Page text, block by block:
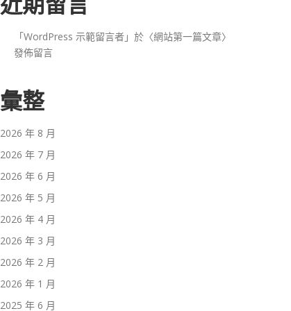
「WordPress 示範留言者 」於〈網站第一篇文章〉
發佈留言
彙整
2026 年 8 月
2026 年 7 月
2026 年 6 月
2026 年 5 月
2026 年 4 月
2026 年 3 月
2026 年 2 月
2026 年 1 月
2025 年 6 月